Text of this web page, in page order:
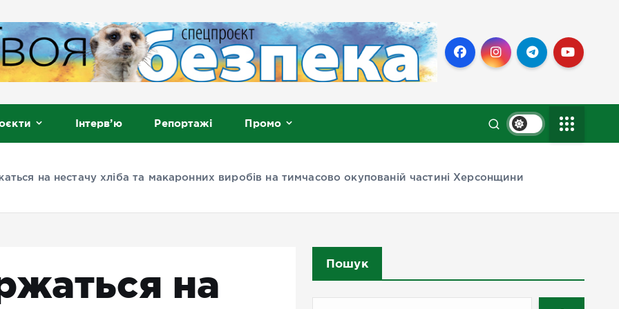
Інтерв’ю Репортажі Промо
на нестачу хліба та макаронних виробів на тимчасово окупованій частині Херсонщини
на
Пошук